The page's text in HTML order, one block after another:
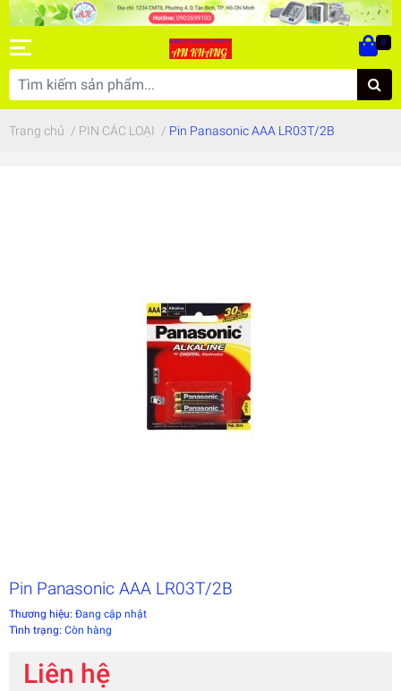
0
Trang chủ / PIN CÁC LOẠI / Pin Panasonic AAA LR03T/2B
Pin Panasonic AAA LR03T/2B
Thương hiệu: Đang cập nhật
Tình trạng: Còn hàng
Liên hệ